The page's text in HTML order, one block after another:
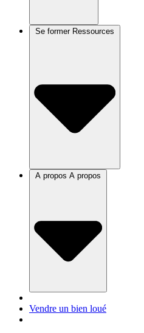
Se former
A propos
Vendre un bien loué